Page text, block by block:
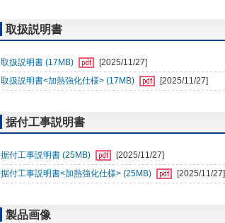
取扱説明書
取扱説明書 (17MB)
[2025/11/27]
取扱説明書<加熱強化仕様> (17MB)
[2025/11/27]
据付工事説明書
据付工事説明書 (25MB)
[2025/11/27]
据付工事説明書<加熱強化仕様> (25MB)
[2025/11/27]
製品画像